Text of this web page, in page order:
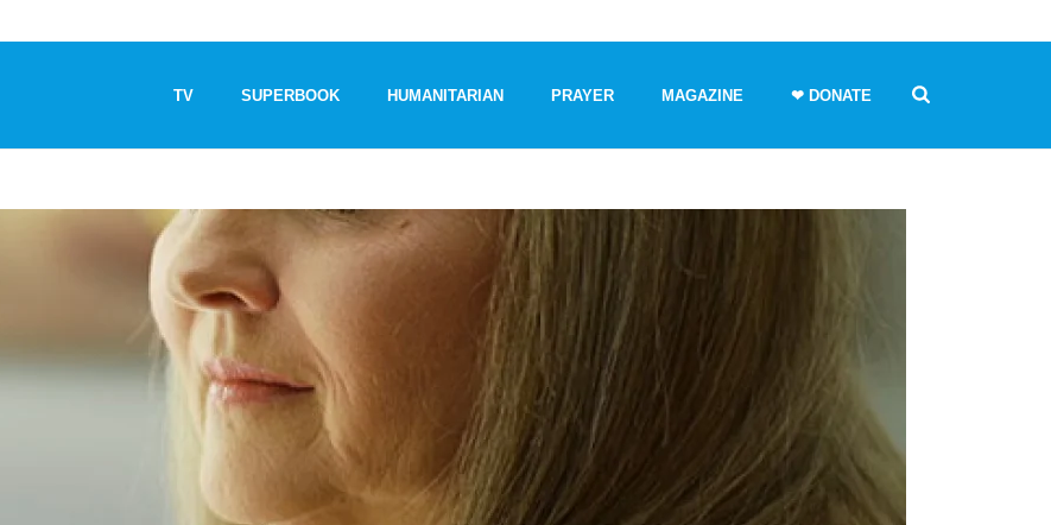
TV SUPERBOOK HUMANITARIAN PRAYER MAGAZINE ❤ DONATE